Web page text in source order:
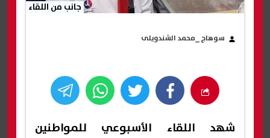
جانب من اللقاء
سوهاج _محمد الشندويلى
شهد اللقاء الأسبوعي للمواطنين